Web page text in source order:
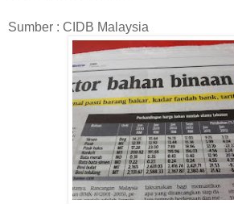
Sumber : CIDB Malaysia